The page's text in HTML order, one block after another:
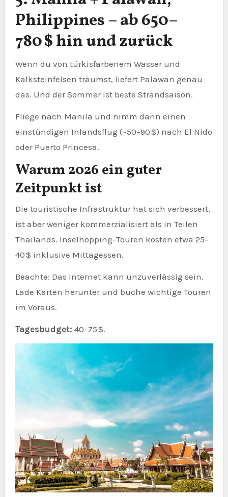
Philippines – ab 650–
780 $ hin und zurück
Wenn du von türkisfarbenem Wasser und
Kalksteinfelsen träumst, liefert Palawan genau
das. Und der Sommer ist beste Strandsaison.
Fliege nach Manila und nimm dann einen
einstündigen Inlandsflug (~50–90 $) nach El Nido
oder Puerto Princesa.
Warum 2026 ein guter
Zeitpunkt ist
Die touristische Infrastruktur hat sich verbessert,
ist aber weniger kommerzialisiert als in Teilen
Thailands. Inselhopping-Touren kosten etwa 25–
40 $ inklusive Mittagessen.
Beachte: Das Internet kann unzuverlässig sein.
Lade Karten herunter und buche wichtige Touren
im Voraus.
Tagesbudget: 40–75 $.